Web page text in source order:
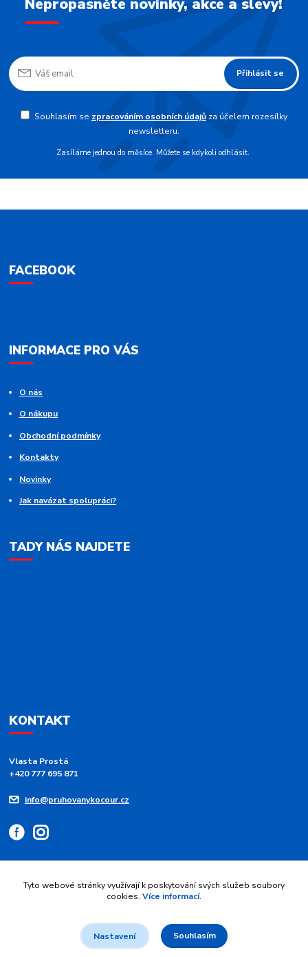
Nepropásněte novinky, akce a slevy!
Přihlásit se
Souhlasím se zpracováním osobních údajůza účelem rozesílky
newsletteru.
Zasíláme jednou do měsíce. Můžete se kdykoli odhlásit.
FACEBOOK
INFORMACE PRO VÁS
O nás
O nákupu
Obchodní podmínky
Kontakty
Novinky
Jak navázat spolupráci?
TADY NÁS NAJDETE
KONTAKT
Vlasta Prostá
+420 777 695 871
info@pruhovanykocour.cz
Upravit sběr cookies.
© 2026 Pruhovaný kocour - modré pruhy 💙 srdce z duhy | Vytvořil
Maier
Tyto webové stránky využívají k poskytování svých služeb soubory
cookies. Více informací.
Nastavení Souhlasím